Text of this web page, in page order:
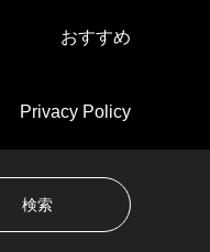
おすすめ
Privacy Policy